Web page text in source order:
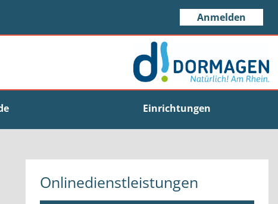
Anmelden
Einrichtungen
Onlinedienstleistungen